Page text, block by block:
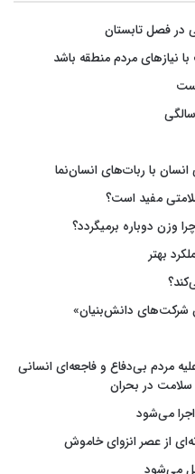
در فصل تابستان
مردم منطقه باشد
با ربات‌های انسان‌نما
مفید است؟
وزن دوباره برمیگردد؟
بهتر
شرکت‌های دانش‌بنیان»
مردم بی‌دفاع و فاجعه‌ای انسانی
در بحران
می‌شود
از عصر انزوای خاموش
می‌شود